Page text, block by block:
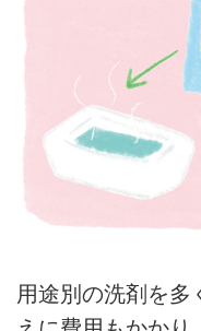
用途別の洗剤を多